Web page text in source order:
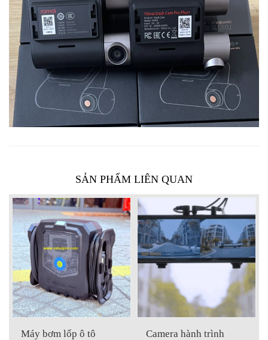
SẢN PHẨM LIÊN QUAN
Máy bơm lốp ô tô
Camera hành trình